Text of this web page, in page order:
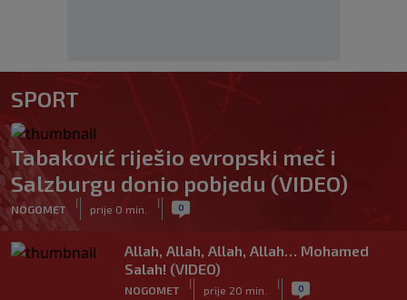
SPORT
Tabaković riješio evropski meč i
Salzburgu donio pobjedu (VIDEO)
NOGOMET
|
prije 0 min.
| 0
Allah, Allah, Allah, Allah… Mohamed
Salah! (VIDEO)
NOGOMET
|
prije 20 min.
| 0